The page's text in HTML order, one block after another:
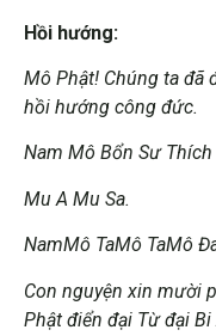
Hồi hướng:
Mô Phật! Chúng ta đã
hồi hướng công đức.
Nam Mô Bổn Sư
Mu A Mu Sa.
NamMô TaMô TaMô
Con nguyện xin mười
Phật điển đại Từ đại